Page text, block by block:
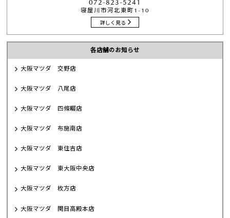
072-823-5241
寝屋川市河北東町1-10
詳しく見る
各店舗のお知らせ
大阪マツダ 交野店
大阪マツダ 八尾店
大阪マツダ 四條畷店
大阪マツダ 布施南店
大阪マツダ 東住吉店
大阪マツダ 東大阪中央店
大阪マツダ 枚方店
大阪マツダ 関目高殿本店